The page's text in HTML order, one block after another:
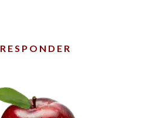
R E S P O N D E R